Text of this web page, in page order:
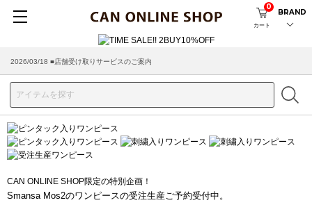
カート
0
BRAND
2026/03/18 ■店舗受け取りサービスのご案内
CAN ONLINE SHOP限定の特別企画！
Smansa Mos2のワンピースの受注生産ご予約受付中。